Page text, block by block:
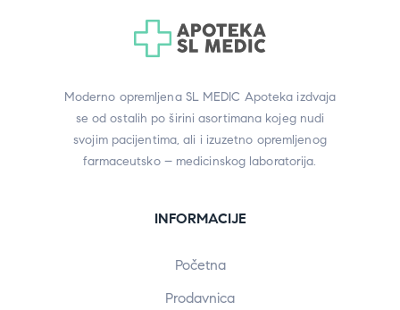
Moderno opremljena SL MEDIC Apoteka izdvaja
se od ostalih po širini asortimana kojeg nudi
svojim pacijentima, ali i izuzetno opremljenog
farmaceutsko – medicinskog laboratorija.
INFORMACIJE
Početna
Prodavnica